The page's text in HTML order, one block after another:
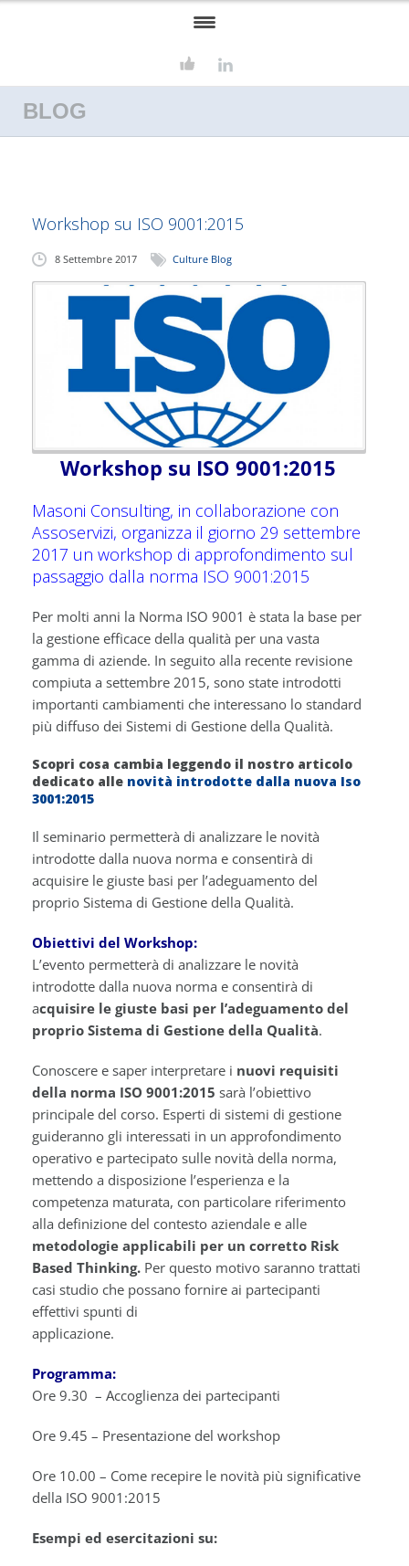
ASSOSERVIZI
CONSULENZA AZIENDALE
LAVORA CON NOI
BLOG
Workshop su ISO 9001:2015
8 Settembre 2017 Culture Blog
Workshop su ISO 9001:2015
Masoni Consulting, in collaborazione con
Assoservizi, organizza il giorno 29 settembre
2017 un workshop di approfondimento sul
passaggio dalla norma ISO 9001:2015
Per molti anni la Norma ISO 9001 è stata la base per
la gestione efficace della qualità per una vasta
gamma di aziende. In seguito alla recente revisione
compiuta a settembre 2015, sono state introdotti
importanti cambiamenti che interessano lo standard
più diffuso dei Sistemi di Gestione della Qualità.
Scopri cosa cambia leggendo il nostro articolo
dedicato alle novità introdotte dalla nuova Iso
3001:2015
Il seminario permetterà di analizzare le novità
introdotte dalla nuova norma e consentirà di
acquisire le giuste basi per l’adeguamento del
proprio Sistema di Gestione della Qualità.
Obiettivi del Workshop:
L’evento permetterà di analizzare le novità
introdotte dalla nuova norma e consentirà di
acquisire le giuste basi per l’adeguamento del
proprio Sistema di Gestione della Qualità.
Conoscere e saper interpretare i nuovi requisiti
della norma ISO 9001:2015 sarà l’obiettivo
principale del corso. Esperti di sistemi di gestione
guideranno gli interessati in un approfondimento
operativo e partecipato sulle novità della norma,
mettendo a disposizione l’esperienza e la
competenza maturata, con particolare riferimento
alla definizione del contesto aziendale e alle
metodologie applicabili per un corretto Risk
Based Thinking. Per questo motivo saranno trattati
casi studio che possano fornire ai partecipanti
effettivi spunti di
applicazione.
Programma:
Ore 9.30 – Accoglienza dei partecipanti
Ore 9.45 – Presentazione del workshop
Ore 10.00 – Come recepire le novità più significative
della ISO 9001:2015
Esempi ed esercitazioni su: